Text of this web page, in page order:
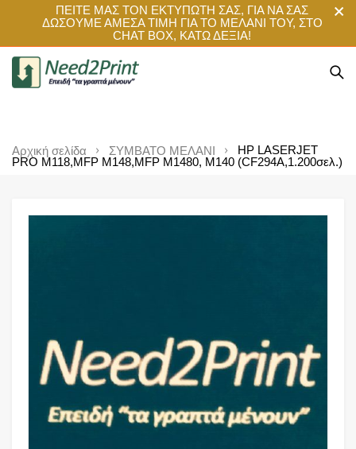
ΠΕΙΤΕ ΜΑΣ ΤΟΝ ΕΚΤΥΠΩΤΗ ΣΑΣ, ΓΙΑ ΝΑ ΣΑΣ
ΔΩΣΟΥΜΕ ΑΜΕΣΑ ΤΙΜΗ ΓΙΑ ΤΟ ΜΕΛΑΝΙ ΤΟΥ, ΣΤΟ
CHAT BOX, ΚΑΤΩ ΔΕΞΙΑ!
Αρχική σελίδα ΣΥΜΒΑΤΟ ΜΕΛΑΝΙ
HP LASERJET
PRO M118,MFP M148,MFP M1480, M140 (CF294A,1.200σελ.)